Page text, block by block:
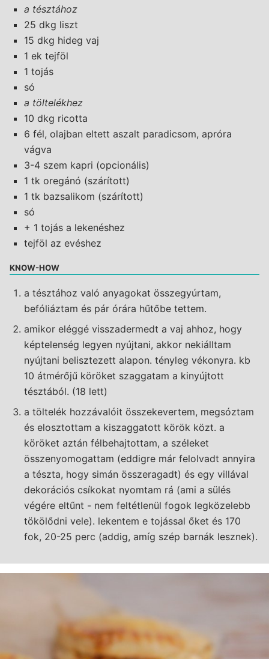
a tésztához
25 dkg liszt
15 dkg hideg vaj
1 ek tejföl
1 tojás
só
a töltelékhez
10 dkg ricotta
6 fél, olajban eltett aszalt paradicsom, apróra
vágva
3-4 szem kapri (opcionális)
1 tk oregánó (szárított)
1 tk bazsalikom (szárított)
só
+ 1 tojás a lekenéshez
tejföl az evéshez
KNOW-HOW
a tésztához való anyagokat összegyúrtam,
befóliáztam és pár órára hűtőbe tettem.
amikor eléggé visszadermedt a vaj ahhoz, hogy
képtelenség legyen nyújtani, akkor nekiálltam
nyújtani belisztezett alapon. tényleg vékonyra. kb
10 átmérőjű köröket szaggatam a kinyújtott
tésztából. (18 lett)
a töltelék hozzávalóit összekevertem, megsóztam
és elosztottam a kiszaggatott körök közt. a
köröket aztán félbehajtottam, a széleket
összenyomogattam (eddigre már felolvadt annyira
a tészta, hogy simán összeragadt) és egy villával
dekorációs csíkokat nyomtam rá (ami a sülés
végére eltűnt - nem feltétlenül fogok legközelebb
tökölődni vele). lekentem e tojással őket és 170
fok, 20-25 perc (addig, amíg szép barnák lesznek).